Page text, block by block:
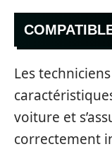
Les
voiture et
correctement